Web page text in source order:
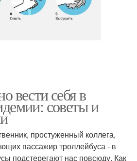
вести себя в
советы и
простуженный коллега,
пассажир троллейбуса - в
подстерегают нас повсюду. Как